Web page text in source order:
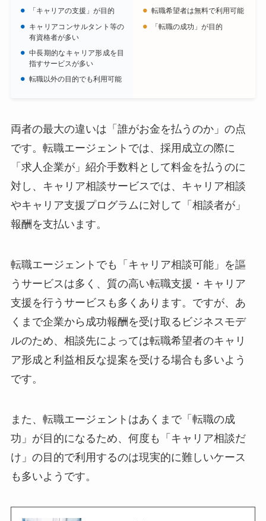
「キャリアの支援」が目的
キャリアコンサルタント等の
有資格者が多い
中長期的なキャリア形成を目
指すサービスが多い
転職以外の目的でも利用可能
転職希望者は無料で利用可能
「転職の成功」が目的
両者の最大の違いは「誰がお金を払うのか」の点
です。転職エージェントでは、採用成立の際に
「求人企業が」紹介手数料として料金を払うのに
対し、キャリア相談サービスでは、キャリア相談
やキャリア支援プログラムに対して「相談者が」
報酬を支払います。
転職エージェントでも「キャリア相談可能」を謳
うサービスは多く、質の高い転職支援・キャリア
支援を行うサービスも多くあります。ですが、あ
くまで企業から成功報酬を受け取るビジネスモデ
ルのため、相談先によっては転職希望者のキャリ
ア形成と利益相反な提案を受ける場合も多いよう
です。
また、転職エージェントはあくまで「転職の成
功」が目的になるため、何度も「キャリア相談だ
け」の目的で利用するのは現実的に難しいケース
も多いようです。